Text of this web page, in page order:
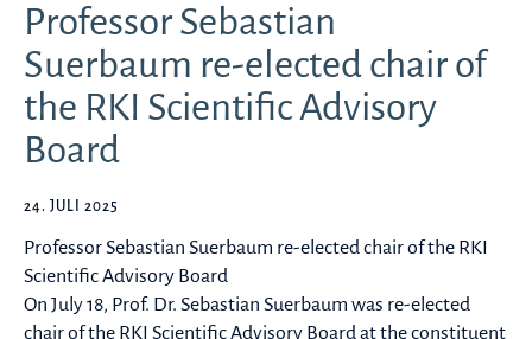
Professor Sebastian
Suerbaum re-elected chair of
the RKI Scientific Advisory
Board
24. JULI 2025
Professor Sebastian Suerbaum re-elected chair of the RKI
Scientific Advisory Board
On July 18, Prof. Dr. Sebastian Suerbaum was re-elected
chair of the RKI Scientific Advisory Board at the constituent